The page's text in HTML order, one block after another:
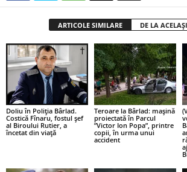
ARTICOLE SIMILARE DE LA
Doliu în Poliția Bârlad.
Costică Fînaru, fostul șef
al Biroului Rutier, a
încetat din viață
Teroare la Bârlad: mașină
proiectată în Parcul
”Victor Ion Popa”, printre
copii, în urma unui
accident